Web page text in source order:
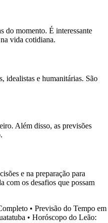
do momento. É interessante
vida cotidiana.
idealistas e humanitárias. São
Além disso, as previsões
e na preparação para
com os desafios que possam
• Previsão do Tempo em
• Horóscopo do Leão: